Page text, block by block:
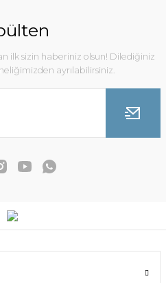
ilk sizin haberiniz olsun! Dilediğiniz
ayrılabilirsiniz.